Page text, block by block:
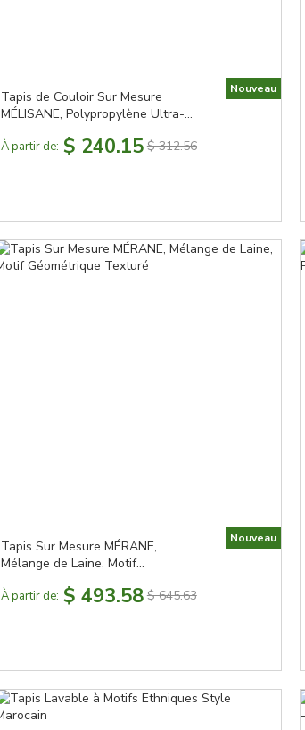
Tapis de Couloir Sur Mesure
MÉLISANE, Polypropylène Ultra-
À partir de: $ 240.15 $ 312.56
Nouveau
Tapis Sur Mesure MÉRANE,
Mélange de Laine, Motif
À partir de: $ 493.58 $ 645.63
Nouveau